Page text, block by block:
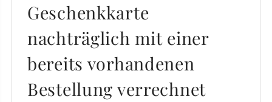
Geschenkkarte
nachträglich mit einer
bereits vorhandenen
Bestellung verrechnet